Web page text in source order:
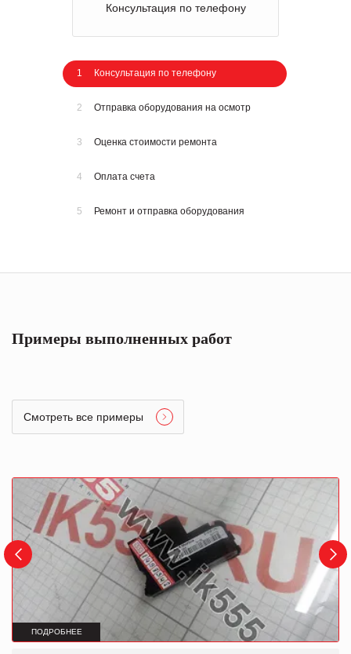
Консультация по телефону
1 Консультация по телефону
2 Отправка оборудования на осмотр
3 Оценка стоимости ремонта
4 Оплата счета
5 Ремонт и отправка оборудования
Примеры выполненных работ
Смотреть все примеры
ПОДРОБНЕЕ